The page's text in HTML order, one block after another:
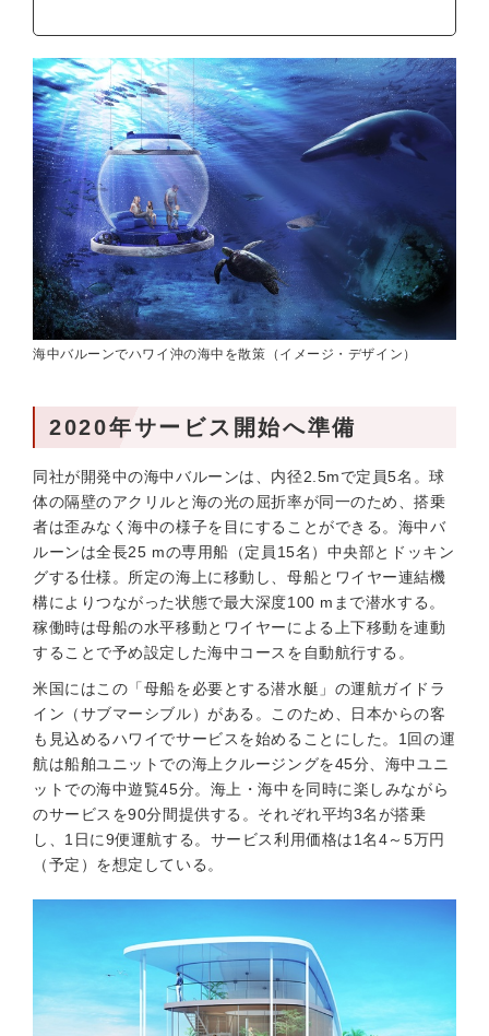
海中バルーンでハワイ沖の海中を散策（イメージ・デザイン）
2020年サービス開始へ準備
同社が開発中の海中バルーンは、内径2.5mで定員5名。球
体の隔壁のアクリルと海の光の屈折率が同一のため、搭乗
者は歪みなく海中の様子を目にすることができる。海中バ
ルーンは全長25 mの専用船（定員15名）中央部とドッキン
グする仕様。所定の海上に移動し、母船とワイヤー連結機
構によりつながった状態で最大深度100 mまで潜水する。
稼働時は母船の水平移動とワイヤーによる上下移動を連動
することで予め設定した海中コースを自動航行する。
米国にはこの「母船を必要とする潜水艇」の運航ガイドラ
イン（サブマーシブル）がある。このため、日本からの客
も見込めるハワイでサービスを始めることにした。1回の運
航は船舶ユニットでの海上クルージングを45分、海中ユニ
ットでの海中遊覧45分。海上・海中を同時に楽しみながら
のサービスを90分間提供する。それぞれ平均3名が搭乗
し、1日に9便運航する。サービス利用価格は1名4～5万円
（予定）を想定している。